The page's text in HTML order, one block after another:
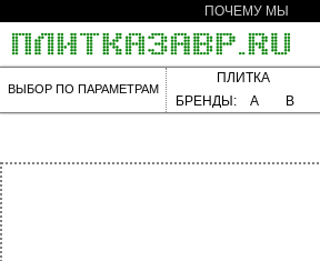
ПОЧЕМУ МЫ
ВЫБОР ПО ПАРАМЕТРАМ
ПЛИТКА
БРЕНДЫ:
A B